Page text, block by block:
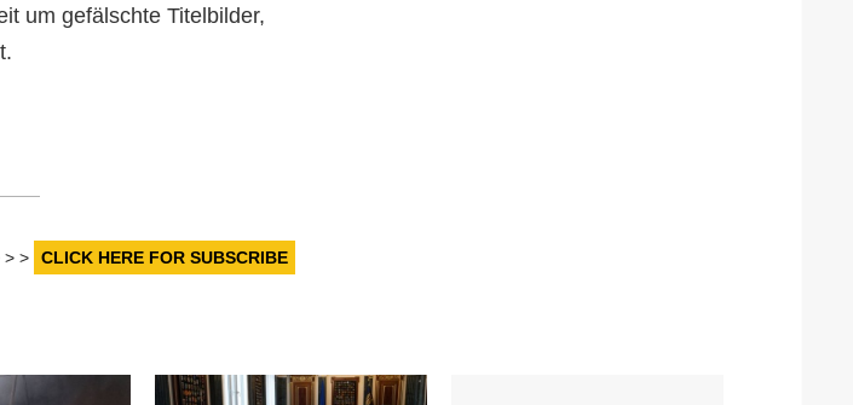
um gefälschte Titelbilder,
> > CLICK HERE FOR SUBSCRIBE